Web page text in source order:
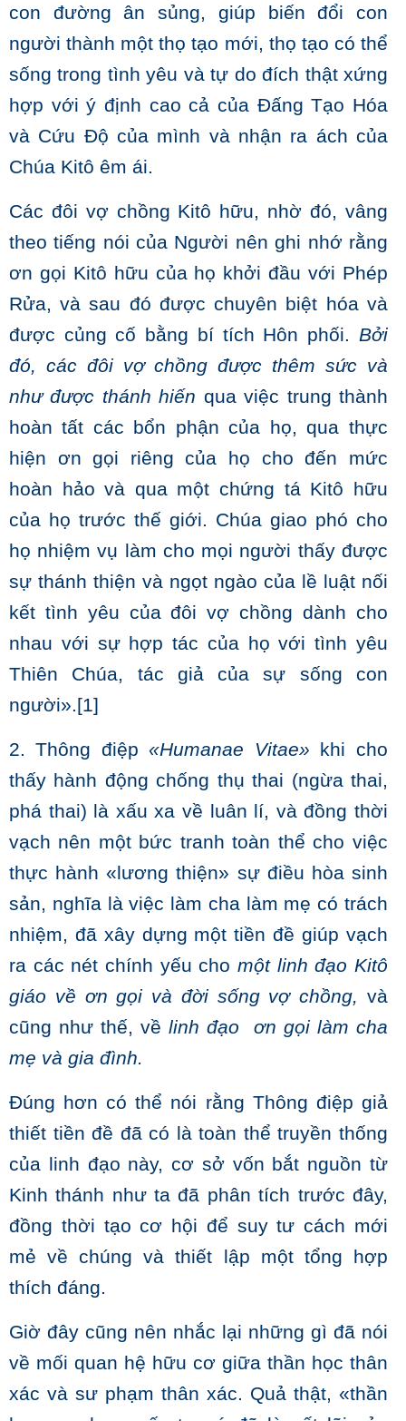
con đường ân sủng, giúp biến đổi con
người thành một thọ tạo mới, thọ tạo có thể
sống trong tình yêu và tự do đích thật xứng
hợp với ý định cao cả của Ðấng Tạo Hóa
và Cứu Độ của mình và nhận ra ách của
Chúa Kitô êm ái.
Các đôi vợ chồng Kitô hữu, nhờ đó, vâng
theo tiếng nói của Người nên ghi nhớ rằng
ơn gọi Kitô hữu của họ khởi đầu với Phép
Rửa, và sau đó được chuyên biệt hóa và
được củng cố bằng bí tích Hôn phối. Bởi
đó, các đôi vợ chồng được thêm sức và
như được thánh hiến qua việc trung thành
hoàn tất các bổn phận của họ, qua thực
hiện ơn gọi riêng của họ cho đến mức
hoàn hảo và qua một chứng tá Kitô hữu
của họ trước thế giới. Chúa giao phó cho
họ nhiệm vụ làm cho mọi người thấy được
sự thánh thiện và ngọt ngào của lề luật nối
kết tình yêu của đôi vợ chồng dành cho
nhau với sự hợp tác của họ với tình yêu
Thiên Chúa, tác giả của sự sống con
người».[1]
2. Thông điệp«Humanae Vitae» khi cho
thấy hành động chống thụ thai (ngừa thai,
phá thai) là xấu xa về luân lí, và đồng thời
vạch nên một bức tranh toàn thể cho việc
thực hành «lương thiện» sự điều hòa sinh
sản, nghĩa là việc làm cha làm mẹ có trách
nhiệm, đã xây dựng một tiền đề giúp vạch
ra các nét chính yếu cho một linh đạo Kitô
giáo về ơn gọi và đời sống vợ chồng, và
cũng như thế, về linh đạo ơn gọi làm cha
mẹ và gia đình.
Đúng hơn có thể nói rằng Thông điệp giả
thiết tiền đề đã có là toàn thể truyền thống
của linh đạo này, cơ sở vốn bắt nguồn từ
Kinh thánh như ta đã phân tích trước đây,
đồng thời tạo cơ hội để suy tư cách mới
mẻ về chúng và thiết lập một tổng hợp
thích đáng.
Giờ đây cũng nên nhắc lại những gì đã nói
về mối quan hệ hữu cơ giữa thần học thân
xác và sư phạm thân xác. Quả thật, «thần